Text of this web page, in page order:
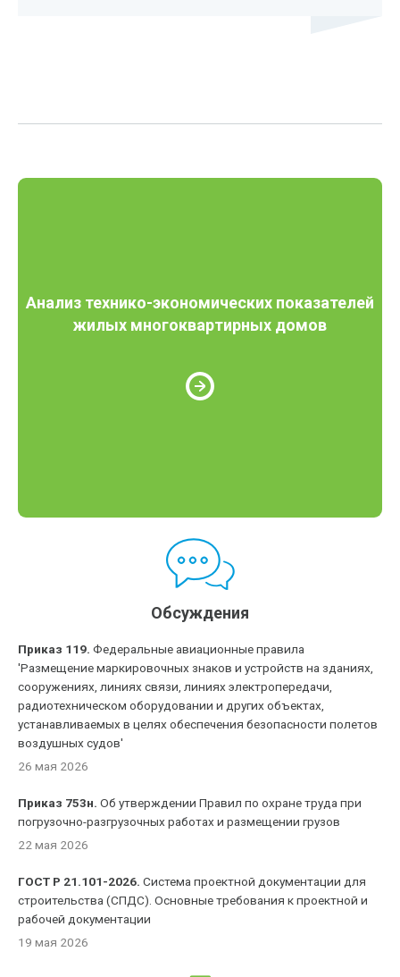
Анализ технико-экономических показателей
жилых многоквартирных домов
Обсуждения
Приказ 119. Федеральные авиационные правила
'Размещение маркировочных знаков и устройств на зданиях,
сооружениях, линиях связи, линиях электропередачи,
радиотехническом оборудовании и других объектах,
устанавливаемых в целях обеспечения безопасности полетов
воздушных судов'
26 мая 2026
Приказ 753н. Об утверждении Правил по охране труда при
погрузочно-разгрузочных работах и размещении грузов
22 мая 2026
ГОСТ Р 21.101-2026. Система проектной документации для
строительства (СПДС). Основные требования к проектной и
рабочей документации
19 мая 2026